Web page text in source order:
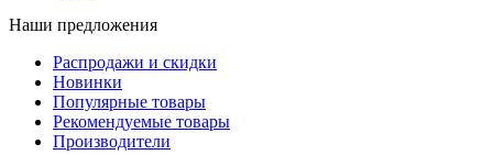
Наши предложения
Распродажи и скидки
Новинки
Популярные товары
Рекомендуемые товары
Производители